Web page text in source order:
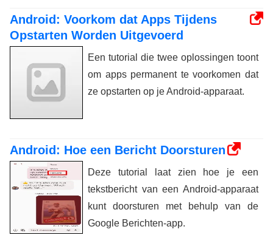
Android: Voorkom dat Apps Tijdens
Opstarten Worden Uitgevoerd
Een tutorial die twee oplossingen toont
om apps permanent te voorkomen dat
ze opstarten op je Android-apparaat.
Android: Hoe een Bericht Doorsturen
Deze tutorial laat zien hoe je een
tekstbericht van een Android-apparaat
kunt doorsturen met behulp van de
Google Berichten-app.